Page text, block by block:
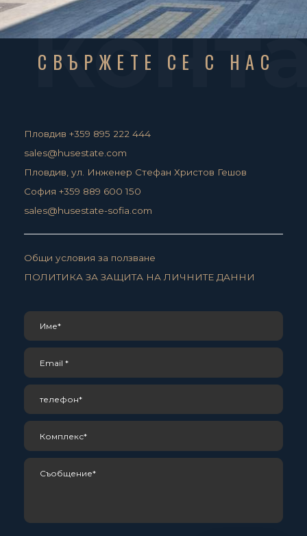
СВЪРЖЕТЕ СЕ С НАС
Пловдив +359 895 222 444
sales@husestate.com
Пловдив, ул. Инженер Стефан Христов Гешов
София +359 889 600 150
sales@husestate-sofia.com
Общи условия за ползване
ПОЛИТИКА ЗА ЗАЩИТА НА ЛИЧНИТЕ ДАННИ